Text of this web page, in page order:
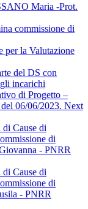
Maria -Prot.
commissione di
per la Valutazione
del DS con
incarichi
di Progetto –
06/06/2023. Next
di Cause di
di
- PNRR
di Cause di
di
- PNRR